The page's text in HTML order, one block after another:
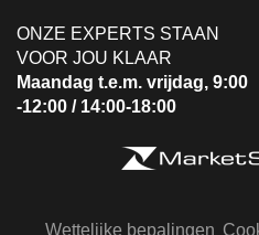
ONZE EXPERTS STAAN
VOOR JOU KLAAR
Maandag t.e.m. vrijdag, 9:00
-12:00 / 14:00-18:00
Wettelijke bepalingen